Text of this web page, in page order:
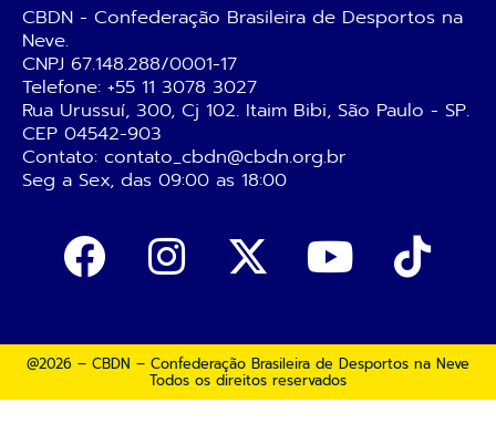
CBDN - Confederação Brasileira de Desportos na
Neve.
CNPJ 67.148.288/0001-17
Telefone: +55 11 3078 3027
Rua Urussuí, 300, Cj 102. Itaim Bibi, São Paulo - SP.
CEP 04542-903
Contato: contato_cbdn@cbdn.org.br
Seg a Sex, das 09:00 as 18:00
@2026 – CBDN – Confederação Brasileira de Desportos na Neve
Todos os direitos reservados